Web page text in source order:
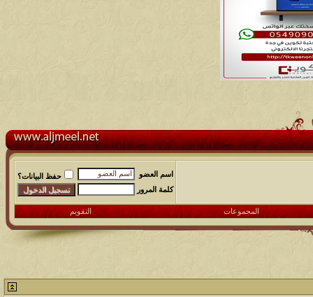
اسم العضو
حفظ البيانات؟
كلمة المرور
المجموعات التقويم